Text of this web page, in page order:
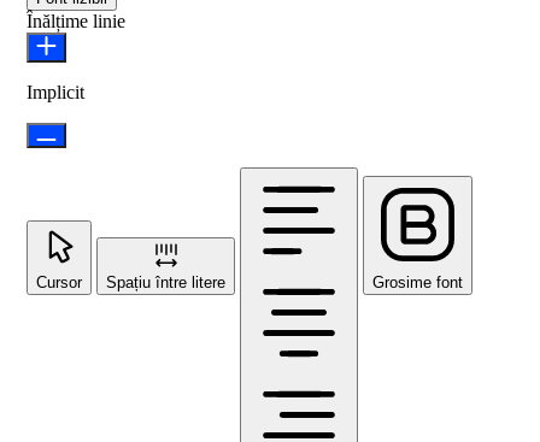
Înălțime linie
Implicit
Cursor Spațiu între litere Grosime font